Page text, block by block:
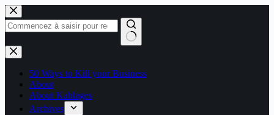
Passer
au
contenu
Aucun
résultat
50 Ways to Kill your Business
About
About Kablages
Archives